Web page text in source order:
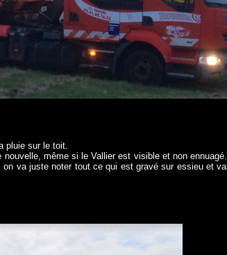
pluie sur le toit.
même si le Vallier est visible et non
va juste noter tout ce qui est gravé sur essieu et